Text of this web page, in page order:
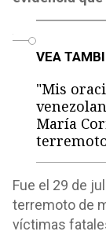
VEA
"Mis
María
Fue el 29 de
terremoto de
víctimas